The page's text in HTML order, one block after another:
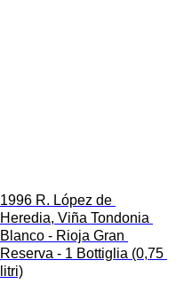
1996 R. López de
Heredia, Viña Tondonia
Blanco - Rioja Gran
Reserva - 1 Bottiglia (0,75
litri)